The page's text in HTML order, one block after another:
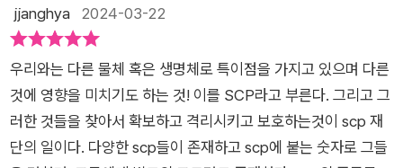
특수격리 절차 등 괴물에 대한 정보들을꼼꼼하게 읽어볼 수 있었
죠예전에 우리가 알던 괴물들과는다른 느낌을 주는 SCP로 읽다
보면 왜아이들에게 인기가 많은지 이해가 되었는데,우리가 상상
만 하던 괴물들이SCP에서 고스란히 담겨 있더라고요SCP 재단
1을 친구네 집에서 읽은 뒤로왜 아이가 2권을 읽고 싶어 했는지
알게 된도서로 책을 읽어갈수록 상상력을자극해 주기 좋았고 상
티비에서 보려 주던 멀더와 스컬리의 <엑스파일> 뭐 그...비슷한
많았는데...울아들이 환장 할 만 하네요...SCP: 롤플레이 게임인
로블록스.... 죄수(D계급), 과학자, 보안부로 플레이하고 진행할
수록 더 많은 팀을 잠금 해제할 수 있는 재미난 게임이네요ㅎㅎ당
신은 그들을 도울 것인가, 아니면 세상에 혼란을 가져올 것인가?
jjanghya 2024-03-22
우리와는 다른 물체 혹은 생명체로 특이점을 가지고 있으며 다른
것에 영향을 미치기도 하는 것! 이를 SCP라고 부른다. 그리고 그
러한 것들을 찾아서 확보하고 격리시키고 보호하는것이 scp 재
단의 일이다. 다양한 scp들이 존재하고 scp에 붙는 숫자로 그들